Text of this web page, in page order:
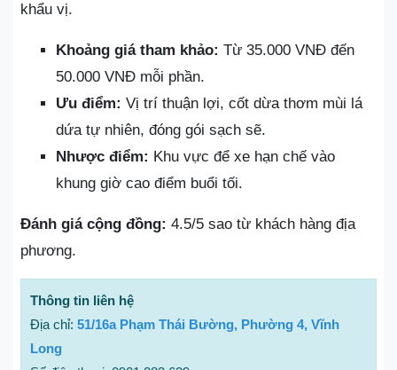
khẩu vị.
Khoảng giá tham khảo: Từ 35.000 VNĐ đến
50.000 VNĐ mỗi phần.
Ưu điểm: Vị trí thuận lợi, cốt dừa thơm mùi lá
dứa tự nhiên, đóng gói sạch sẽ.
Nhược điểm: Khu vực để xe hạn chế vào
khung giờ cao điểm buổi tối.
Đánh giá cộng đồng: 4.5/5 sao từ khách hàng địa
phương.
Thông tin liên hệ
Địa chỉ: 51/16a Phạm Thái Bường, Phường 4, Vĩnh
Long